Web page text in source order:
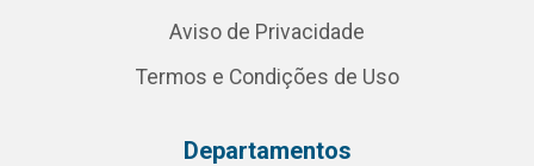
Aviso de Privacidade
Termos e Condições de Uso
Departamentos